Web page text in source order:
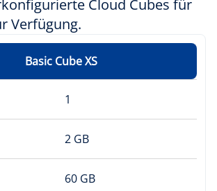
Cloud Cubes für
Verfügung.
Basic Cube XS
1
2 GB
60 GB